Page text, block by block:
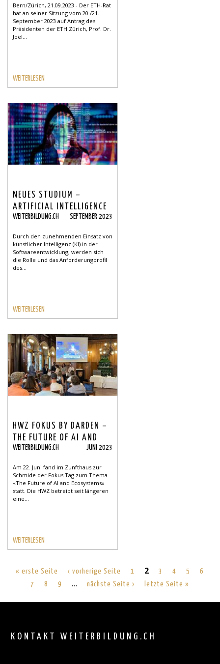
Bern/Zürich, 21.09.2023 - Der ETH-Rat
hat an seiner Sitzung vom 20./21.
September 2023 auf Antrag des
Präsidenten der ETH Zürich, Prof. Dr.
Joël...
WEITERLESEN
NEUES STUDIUM –
ARTIFICIAL INTELLIGENCE
IN SOFTWARE
WEITERBILDUNG.CH SEPTEMBER 2023
Durch den zunehmenden Einsatz von
künstlicher Intelligenz (KI) in der
Softwareentwicklung, werden sich
die Rolle und das Anforderungprofil
des...
WEITERLESEN
HWZ FOKUS BY DARDEN –
THE FUTURE OF AI AND
ECOSYSTEMS
WEITERBILDUNG.CH JUNI 2023
Am 22. Juni fand im Zunfthaus zur
Schmide der Fokus Tag zum Thema
«The Future of AI and Ecosystems»
statt. Die HWZ betreibt seit längeren
eine...
WEITERLESEN
« erste Seite ‹ vorherige Seite 1 2 3 4 5
6
7
8 9 … nächste Seite › letzte Seite »
top
KONTAKT WEITERBILDUNG.CH